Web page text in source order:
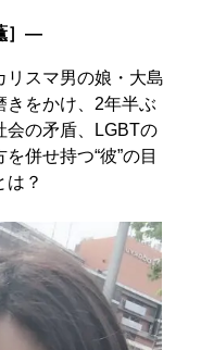
］―
スマ男の娘・大島
きをかけ、2年半ぶ
会の矛盾、LGBTの
併せ持つ“彼”の目
は？